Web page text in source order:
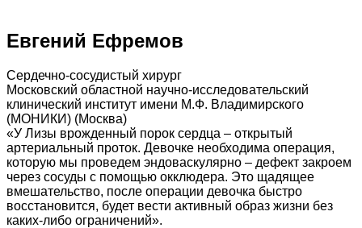
Евгений Ефремов
Сердечно-сосудистый хирург
Московский областной научно-исследовательский
клинический институт имени М.Ф. Владимирского
(МОНИКИ) (Москва)
«У Лизы врожденный порок сердца – открытый
артериальный проток. Девочке необходима операция,
которую мы проведем эндоваскулярно – дефект закроем
через сосуды с помощью окклюдера. Это щадящее
вмешательство, после операции девочка быстро
восстановится, будет вести активный образ жизни без
каких-либо ограничений».